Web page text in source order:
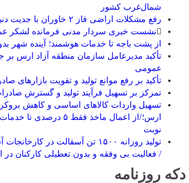
شمال‌غرب کشور
رفع مشکلات اراضی فاز ۲ خاوران با جدیت دنبال می‌شود
نشست خبری سردار مدنی فرمانده لشکر عملیاتی ۳۱
از پشت باجه تا خدمات هوشمند؛ آینده شهر
تأکید مدیرعامل سازمان منطقه آزاد ارس بر
عمومی
تأکید بر رفع موانع تولید و تقویت بازارهای
تمرکز بر تسهیل فرآیند تولید و گسترش
تسهیل واردات کالاهای اساسی و کاهش
ارس؛/از اعمال ماخذ فقط ۵
نوبت
تولید روزانه ۱۵۰۰ تن آسفالت در
/ فعالیت بی وفقه و بدون تعطیلی کارکنان در
دکه روزنامه